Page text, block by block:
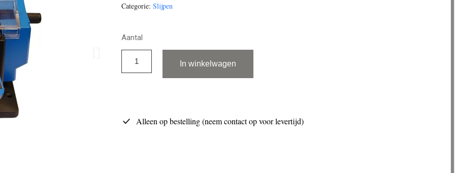
Categorie Slijpen
Aantal
In winkelwagen
Alleen op bestelling (neem contact op voor levertijd)